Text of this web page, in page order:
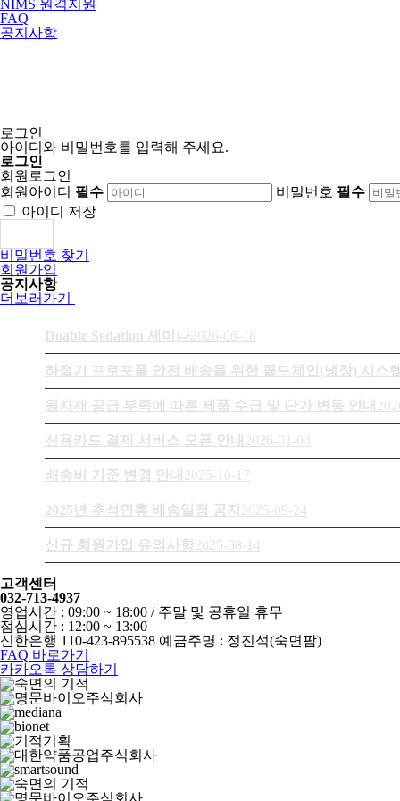
NIMS 원격지원
FAQ
공지사항
로그인
아이디와 비밀번호를 입력해 주세요.
로그인
회원로그인
회원아이디 필수 비밀번호 필수
아이디 저장
비밀번호 찾기
회원가입
공지사항
더보러가기
Doable Sedation 세미나 2026-06-18
하절기 프로포폴 안전 배송을 위한 콜드체인(냉장) 시스
원자재 공급 부족에 따른 제품 수급 및 단가 변동 안내
신용카드 결제 서비스 오픈 안내 2026-01-04
배송비 기준 변경 안내 2025-10-17
2025년 추석연휴 배송일정 공지 2025-09-24
신규 회원가입 유의사항 2025-08-14
고객센터
032-713-4937
영업시간 : 09:00 ~ 18:00 / 주말 및 공휴일 휴무
점심시간 : 12:00 ~ 13:00
신한은행 110-423-895538 예금주명 : 정진석(숙면팜)
FAQ 바로가기
카카오톡 상담하기